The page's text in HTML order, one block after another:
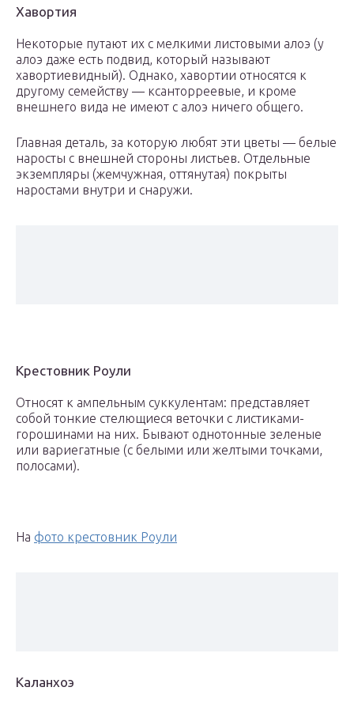
Хавортия
Некоторые путают их с мелкими листовыми алоэ (у
алоэ даже есть подвид, который называют
хавортиевидный). Однако, хавортии относятся к
другому семейству — ксанторреевые, и кроме
внешнего вида не имеют с алоэ ничего общего.
Главная деталь, за которую любят эти цветы — белые
наросты с внешней стороны листьев. Отдельные
экземпляры (жемчужная, оттянутая) покрыты
наростами внутри и снаружи.
Крестовник Роули
Относят к ампельным суккулентам: представляет
собой тонкие стелющиеся веточки с листиками-
горошинами на них. Бывают однотонные зеленые
или вариегатные (с белыми или желтыми точками,
полосами).
На фото крестовник Роули
Каланхоэ